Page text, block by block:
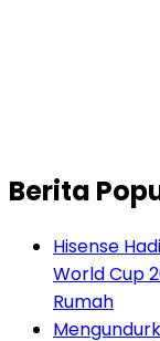
Berita
Hisense
World Cup
Rumah